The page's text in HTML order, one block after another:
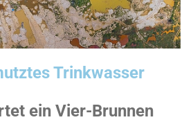
Trinkwasser
ein Vier-Brunnen